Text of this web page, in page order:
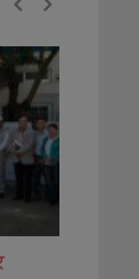
देउवाले